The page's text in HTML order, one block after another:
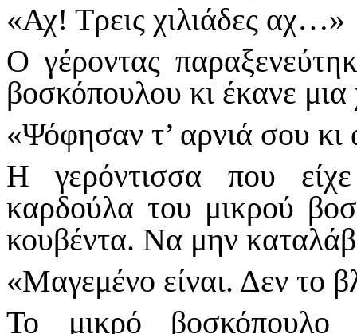
«Αχ! Τρεις χιλιάδες αχ…»
Ο γέροντας
βοσκόπουλου κι έκανε
«Ψόφησαν τ’ αρνιά σου κι
Η γερόντισσα που
καρδούλα του μικρού
κουβέντα. Να μην
«Μαγεμένο είναι. Δεν το
Το μικρό βοσκόπουλο